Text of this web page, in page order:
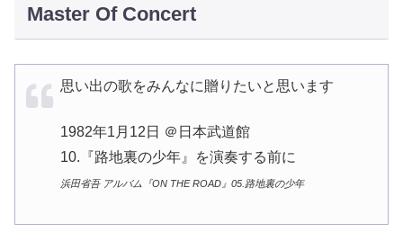
Master Of Concert
思い出の歌をみんなに贈りたいと思います
1982年1月12日 ＠日本武道館
10.『路地裏の少年』を演奏する前に
浜田省吾 アルバム『ON THE ROAD』05.路地裏の少年